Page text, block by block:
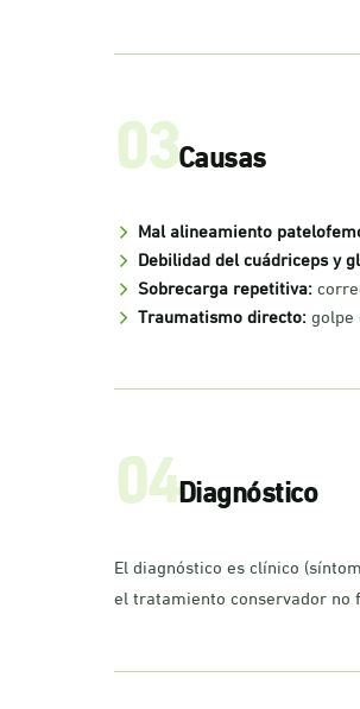
03Causas
Mal alineamiento
Debilidad del cuádriceps y
Sobrecarga repetitiva:
Traumatismo directo:golpe
04Diagnóstico
El diagnóstico es clínico
el tratamiento conservador no